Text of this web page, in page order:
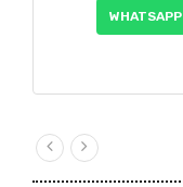
WHATSAPP